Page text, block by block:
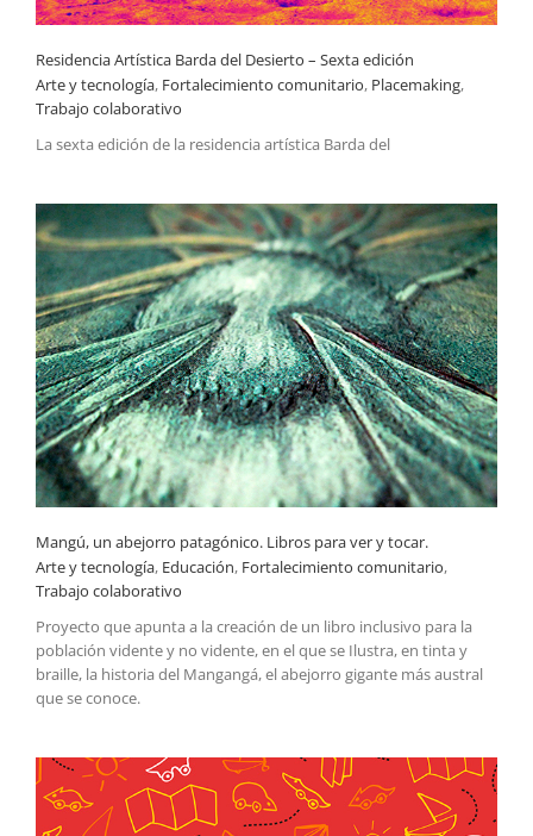
Residencia Artística Barda del Desierto – Sexta edición
Arte y tecnología, Fortalecimiento comunitario, Placemaking,
Trabajo colaborativo
La sexta edición de la residencia artística Barda del
Mangú, un abejorro patagónico. Libros para ver y tocar.
Arte y tecnología, Educación, Fortalecimiento comunitario,
Trabajo colaborativo
Proyecto que apunta a la creación de un libro inclusivo para la
población vidente y no vidente, en el que se Ilustra, en tinta y
braille, la historia del Mangangá, el abejorro gigante más austral
que se conoce.